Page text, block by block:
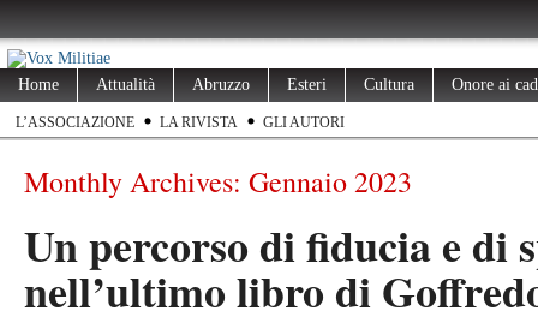
Home Attualità Abruzzo Esteri Cultura Onore ai
L’ASSOCIAZIONE LA RIVISTA GLI AUTORI
Monthly Archives: Gennaio 2023
Un percorso di fiducia e di
nell’ultimo libro di